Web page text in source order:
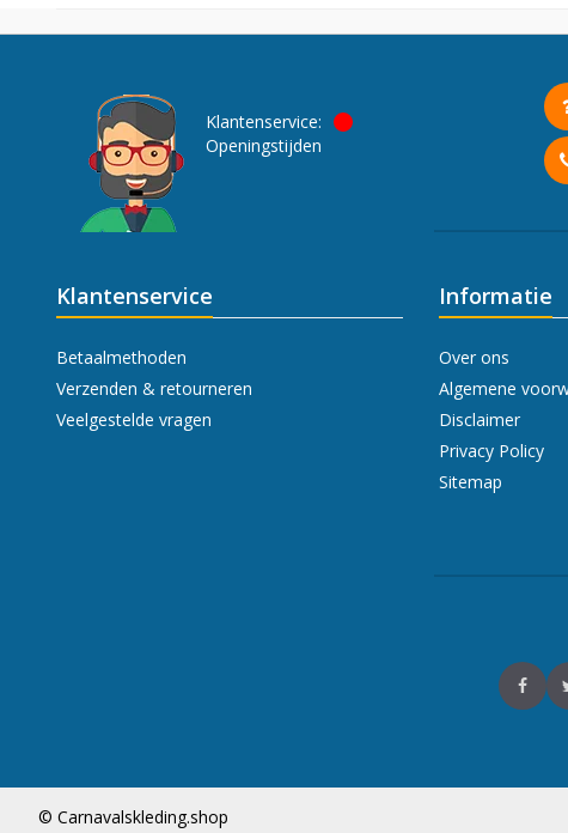
Klantenservice:
Openingstijden
Klantenservice
Betaalmethoden
Verzenden & retourneren
Veelgestelde vragen
Informatie
Over ons
Algemene
Disclaimer
Privacy Policy
Sitemap
© Carnavalskleding.shop